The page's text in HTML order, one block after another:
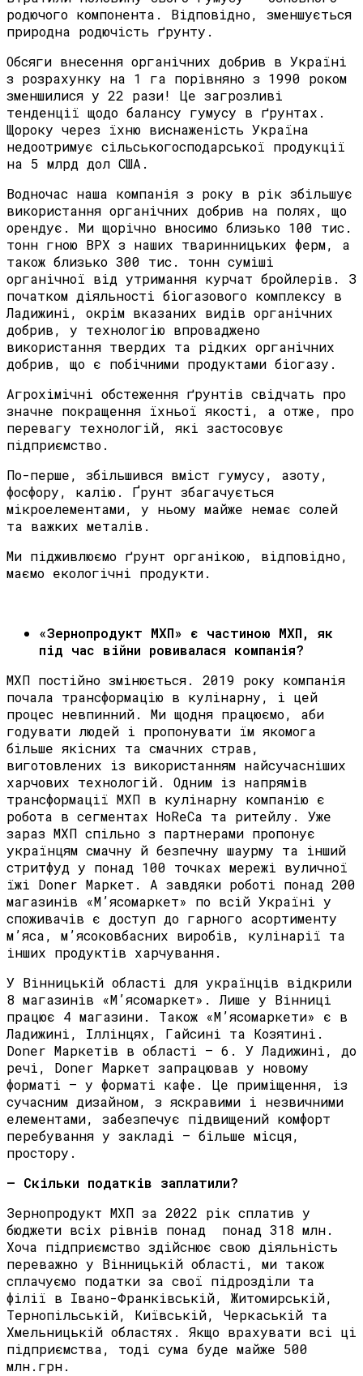
родючого компонента. Відповідно, зменшується
природна родючість ґрунту.
Обсяги внесення органічних добрив в Україні
з розрахунку на 1 га порівняно з 1990 роком
зменшилися у 22 рази! Це загрозливі
тенденції щодо балансу гумусу в ґрунтах.
Щороку через їхню виснаженість Україна
недоотримує сільськогосподарської продукції
на 5 млрд дол США.
Водночас наша компанія з року в рік збільшує
використання органічних добрив на полях, що
орендує. Ми щорічно вносимо близько 100 тис.
тонн гною ВРХ з наших тваринницьких ферм, а
також близько 300 тис. тонн суміші
органічної від утримання курчат бройлерів. З
початком діяльності біогазового комплексу в
Ладижині, окрім вказаних видів органічних
добрив, у технологію впроваджено
використання твердих та рідких органічних
добрив, що є побічними продуктами біогазу.
Агрохімічні обстеження ґрунтів свідчать про
значне покращення їхньої якості, а отже, про
перевагу технологій, які застосовує
підприємство.
По-перше, збільшився вміст гумусу, азоту,
фосфору, калію. Ґрунт збагачується
мікроелементами, у ньому майже немає солей
та важких металів.
Ми підживлюємо ґрунт органікою, відповідно,
маємо екологічні продукти.
«Зернопродукт МХП» є частиною МХП, як
під час війни ровивалася компанія?
МХП постійно змінюється. 2019 року компанія
почала трансформацію в кулінарну, і цей
процес невпинний. Ми щодня працюємо, аби
годувати людей і пропонувати їм якомога
більше якісних та смачних страв,
виготовлених із використанням найсучасніших
харчових технологій. Одним із напрямів
трансформації МХП в кулінарну компанію є
робота в сегментах HoReCa та ритейлу. Уже
зараз МХП спільно з партнерами пропонує
українцям смачну й безпечну шаурму та інший
стритфуд у понад 100 точках мережі вуличної
їжі Doner Маркет. А завдяки роботі понад 200
магазинів «М’ясомаркет» по всій Україні у
споживачів є доступ до гарного асортименту
мʼяса, мʼясоковбасних виробів, кулінарії та
інших продуктів харчування.
У Вінницькій області для українців відкрили
8 магазинів «М’ясомаркет». Лише у Вінниці
працює 4 магазини. Також «М’ясомаркети» є в
Ладижині, Іллінцях, Гайсині та Козятині.
Doner Маркетів в області – 6. У Ладижині, до
речі, Doner Маркет запрацював у новому
форматі – у форматі кафе. Це приміщення, із
сучасним дизайном, з яскравими і незвичними
елементами, забезпечує підвищений комфорт
перебування у закладі – більше місця,
простору.
– Скільки податків заплатили?
Зернопродукт МХП за 2022 рік сплатив у
бюджети всіх рівнів понад понад 318 млн.
Хоча підприємство здійснює свою діяльність
переважно у Вінницькій області, ми також
сплачуємо податки за свої підрозділи та
філії в Івано-Франківській, Житомирській,
Тернопільській, Київській, Черкаській та
Хмельницькій областях. Якщо врахувати всі ці
підприємства, тоді сума буде майже 500
млн.грн.